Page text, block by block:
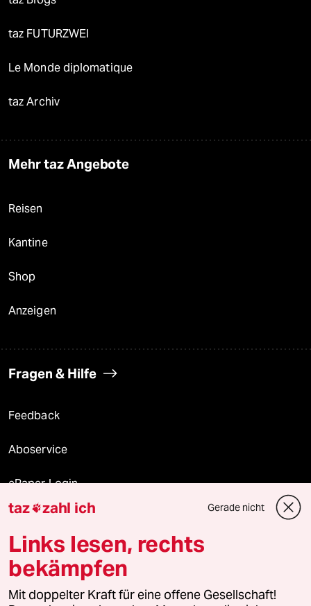
taz FUTURZWEI
Le Monde diplomatique
taz Archiv
Mehr taz Angebote
Reisen
Kantine
Shop
Anzeigen
Fragen & Hilfe
Feedback
Aboservice
ePaper Login
Downloads für Abonnierende
© 2026 taz Verlags und Vertriebs GmbH
Alle Rechte vorbehalten. Bei rechtlichen Fragen oder für Genehmigungen
wenden Sie sich bitte an
lizenzen@taz.de
taz zahl ich Gerade nicht
Links lesen, rechts
bekämpfen
Mit doppelter Kraft für eine offene Gesellschaft!